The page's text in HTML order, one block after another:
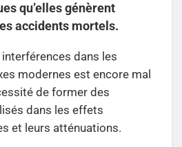
qu’elles génèrent
accidents mortels.
dans les
modernes est encore mal
de former des
dans les effets
et leurs atténuations.